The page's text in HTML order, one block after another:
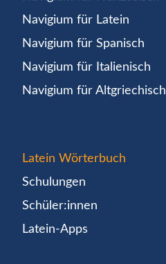
Navigium für Latein
Navigium für Spanisch
Navigium für Italienisch
Navigium für Altgriechisch
Latein Wörterbuch
Schulungen
Schüler:innen
Latein-Apps